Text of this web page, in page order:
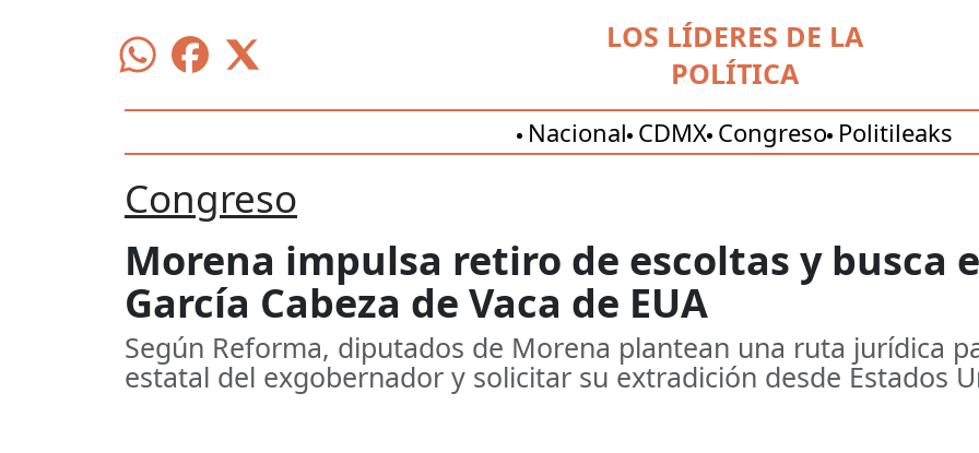
LOS LÍDERES DE LA
POLÍTICA
Nacional CDMX Congreso Politileaks
Congreso
Morena impulsa retiro de escoltas y busca
García Cabeza de Vaca de EUA
Según Reforma, diputados de Morena plantean una ruta jurídica
estatal del exgobernador y solicitar su extradición desde Estados